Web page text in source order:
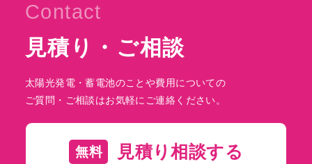
Contact
見積り・ご相談
太陽光発電・蓄電池のことや費用についての
ご質問・ご相談はお気軽にご連絡ください。
無料 見積り相談する